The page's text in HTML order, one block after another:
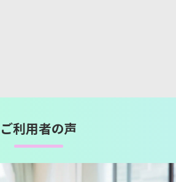
ご利用者の声